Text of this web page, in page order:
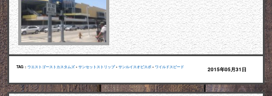
TAG : ウエストゴーストカスタムズ• サンセットストリップ• サンルイスオビスポ • ワイルドスピード 2015年05月31日